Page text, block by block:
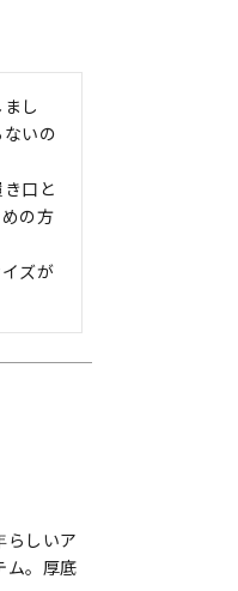
し
いの
口と
の方
ズが
らしいア
ム。厚底